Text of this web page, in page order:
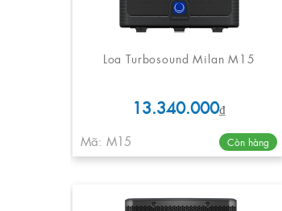
Loa Turbosound Milan M15
13.340.000₫
Mã: M15
Còn hàng